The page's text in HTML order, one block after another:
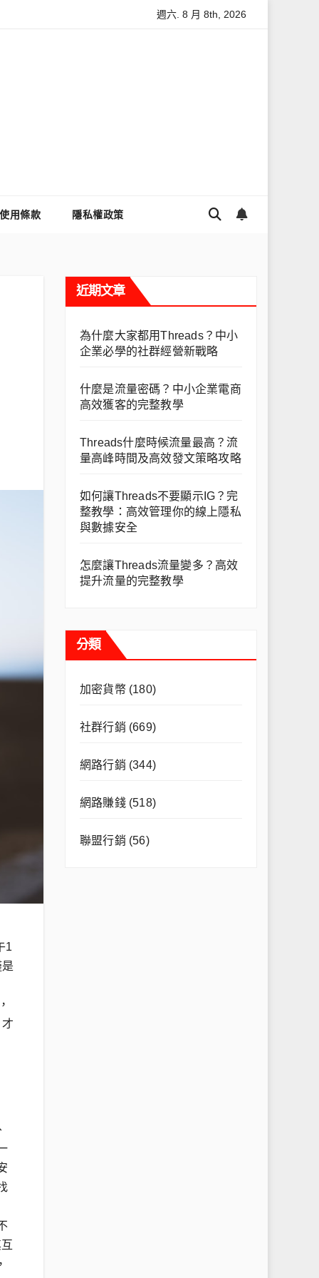
怎麼讓Threads流量變多？高效提升流量的完整教學
週六. 8 月 8th, 2026
使用條款 隱私權政策
1
近期文章
為什麼大家都用Threads？中小
企業必學的社群經營新戰略
什麼是流量密碼？中小企業電商
高效獲客的完整教學
Threads什麼時候流量最高？流
量高峰時間及高效發文策略攻略
如何讓Threads不要顯示IG？完
整教學：高效管理你的線上隱私
與數據安全
怎麼讓Threads流量變多？高效
提升流量的完整教學
分類
加密貨幣(180)
社群行銷 (669)
網路行銷 (344)
網路賺錢(518)
聯盟行銷 (56)